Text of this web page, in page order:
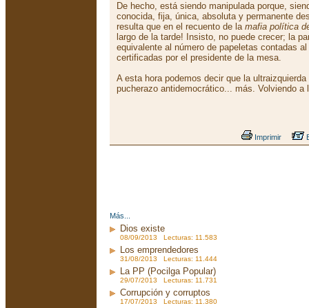
De hecho, está siendo manipulada porque,
conocida, fija, única, absoluta y permanente
resulta que en el recuento de la mafia política
largo de la tarde! Insisto, no puede crecer; la
equivalente al número de papeletas contadas
certificadas por el presidente de la mesa.
A esta hora podemos decir que la
pucherazo antidemocrático... más. Volviendo a
Imprimir
Más...
Dios existe
08/09/2013 Lecturas: 11.583
Los emprendedores
31/08/2013 Lecturas: 11.444
La PP (Pocilga Popular)
29/07/2013 Lecturas: 11.731
Corrupción y corruptos
17/07/2013 Lecturas: 11.380